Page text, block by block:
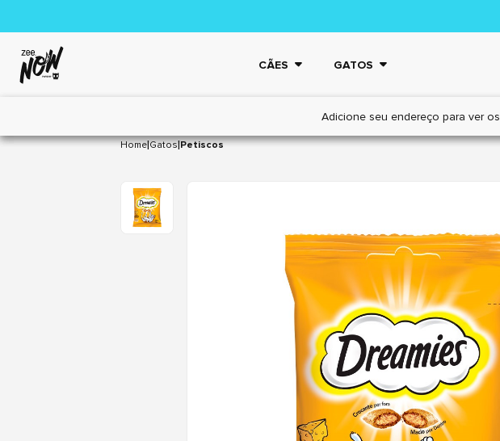
CÃES GATOS
Adicione seu endereço para ver os
Home|Gatos|Petiscos